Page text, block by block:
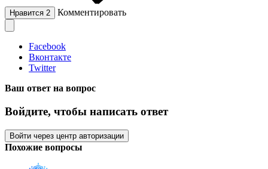
Нравится 2 Комментировать
Facebook
Вконтакте
Twitter
Ваш ответ на вопрос
Войдите, чтобы написать ответ
Войти через центр авторизации
Похожие вопросы